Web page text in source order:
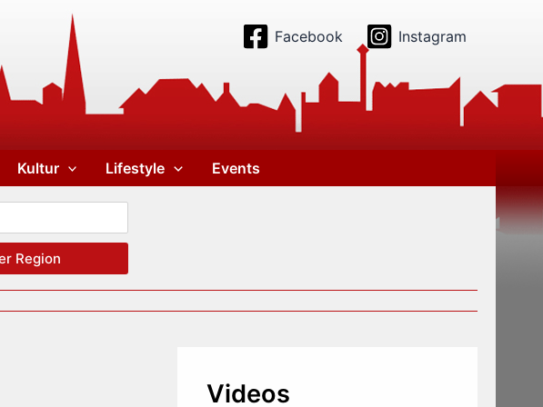
Facebook Instagram
Kultur Lifestyle Events
Region
Videos